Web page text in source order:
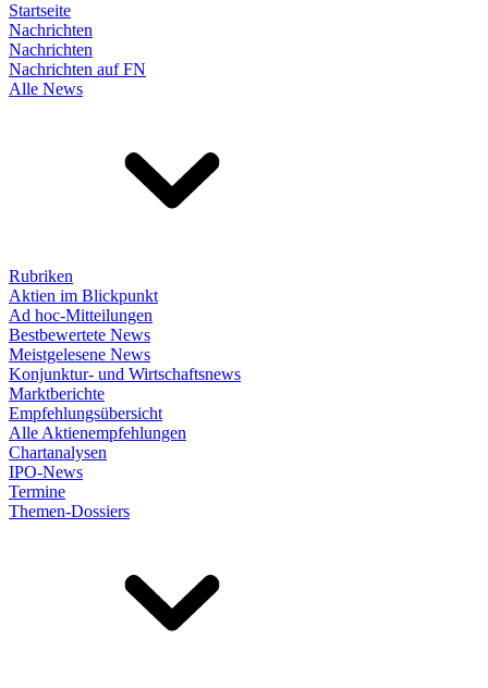
Startseite
Nachrichten
Nachrichten
Nachrichten auf FN
Alle News
Rubriken
Aktien im Blickpunkt
Ad hoc-Mitteilungen
Bestbewertete News
Meistgelesene News
Konjunktur- und Wirtschaftsnews
Marktberichte
Empfehlungsübersicht
Alle Aktienempfehlungen
Chartanalysen
IPO-News
Termine
Themen-Dossiers